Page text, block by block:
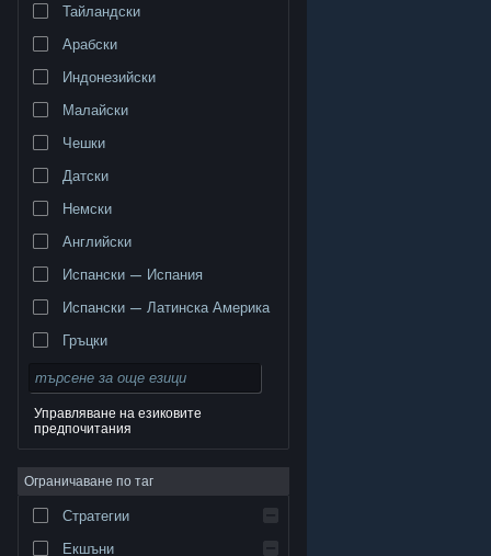
търговски марки принадлежат на съответните им
собственици в САЩ и други страни.
поверителност|Юридическа информация|
Достъпност|Условия за ползване на Steam
Възстановявания|Бисквитки
Тайландски
Арабски
Индонезийски
Малайски
Чешки
Датски
Немски
Английски
Испански — Испания
Испански — Латинска Америка
Гръцки
Управляване на езиковите
предпочитания
Ограничаване по таг
Стратегии
Екшъни